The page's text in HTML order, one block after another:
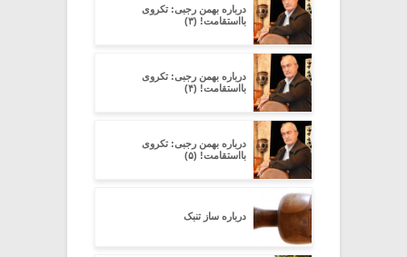
درباره بهمن رجبی: تکروی
بااستقامت! (۳)
درباره بهمن رجبی: تکروی
بااستقامت! (۴)
درباره بهمن رجبی: تکروی
بااستقامت! (۵)
درباره ساز تنبک